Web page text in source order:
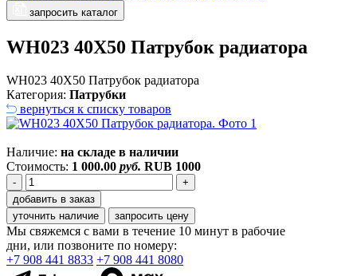
запросить каталог
WH023 40X50 Патрубок радиатора
WH023 40X50 Патрубок радиатора
Категория: Патрубки
вернуться к списку товаров
Наличие: на складе в наличии
Стоимость: 1 000.00 руб. RUB 1000
-
+
добавить в заказ
уточнить наличие
запросить цену
Мы свяжемся с вами в течение 10 минут в рабочие
дни, или позвоните по номеру:
+7 908 441 8833 +7 908 441 8080